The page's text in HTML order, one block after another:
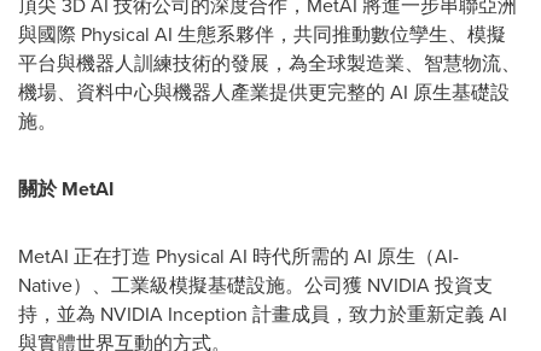
與國際 Physical AI 生態系夥伴，共同推動數位孿生、模擬
平台與機器人訓練技術的發展，為全球製造業、智慧物流、
機場、資料中心與機器人產業提供更完整的 AI 原生基礎設
施。
關於 MetAI
MetAI 正在打造 Physical AI 時代所需的 AI 原生（AI-
Native）、工業級模擬基礎設施。公司獲 NVIDIA 投資支
持，並為 NVIDIA Inception 計畫成員，致力於重新定義 AI
與實體世界互動的方式。